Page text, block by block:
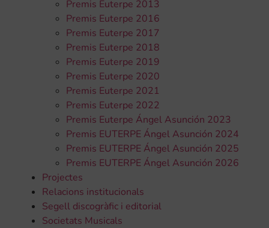
Premis Euterpe 2013
Premis Euterpe 2016
Premis Euterpe 2017
Premis Euterpe 2018
Premis Euterpe 2019
Premis Euterpe 2020
Premis Euterpe 2021
Premis Euterpe 2022
Premis Euterpe Ángel Asunción 2023
Premis EUTERPE Ángel Asunción 2024
Premis EUTERPE Ángel Asunción 2025
Premis EUTERPE Ángel Asunción 2026
Projectes
Relacions institucionals
Segell discogràfic i editorial
Societats Musicals